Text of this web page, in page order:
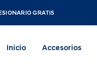
GRATIS
Inicio Accesorios